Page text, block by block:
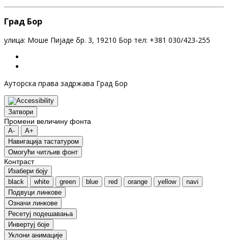
Град Бор
улица: Моше Пијаде бр. 3, 19210 Бор тел: +381 030/423-255
Ауторска права задржава Град Бор
Затвори
Промени величину фонта
A-
A+
Навигација тастатуром
Oмогући читљив фонт
Контраст
Изабери боју
black
white green blue red orange yellow
navi
Подвуци линкове
Означи линкове
Ресетуј подешавања
Инвертуј боје
Уклони анимације